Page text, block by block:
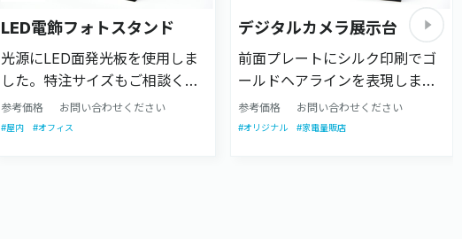
LED電飾フォトスタンド
光源にLED面発光板を使用しま
した。特注サイズもご相談くだ
さい。
参考価格 お問い合わせください
#屋内 #オフィス
デジタルカメラ展示台
前面プレートにシルク印刷でゴ
ールドヘアラインを表現しまし
た。各種印刷もご相談くださ
い。
参考価格 お問い合わせください
#オリジナル #家電量販店